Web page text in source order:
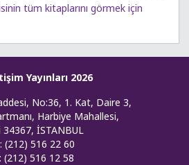
tüm kitaplarını görmek için
Yayınları 2026
No:36, 1. Kat, Daire 3,
Harbiye Mahallesi,
34367, İSTANBUL
(212) 516 22 60
(212) 516 12 58